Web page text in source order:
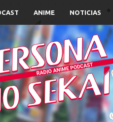
ANIME NOTICIAS